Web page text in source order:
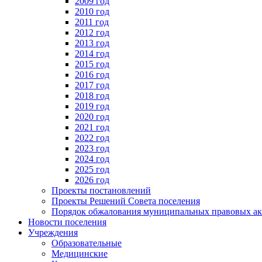
2010 год
2011 год
2012 год
2013 год
2014 год
2015 год
2016 год
2017 год
2018 год
2019 год
2020 год
2021 год
2022 год
2023 год
2024 год
2025 год
2026 год
Проекты постановлений
Проекты Решений Совета поселения
Порядок обжалования муниципальных правовых
Новости поселения
Учреждения
Образовательные
Медицинские